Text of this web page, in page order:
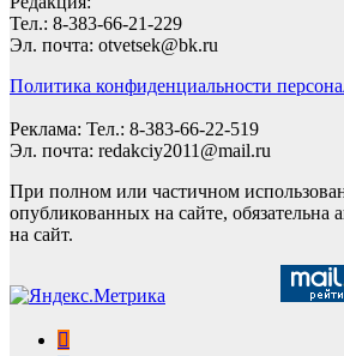
Тел.: 8-383-66-21-229
Эл. почта: otvetsek@bk.ru
Политика конфиденциальности
Реклама: Тел.: 8-383-66-22-519
Эл. почта: redakciy2011@mail.ru
При полном или частичном
опубликованных на сайте, обязательна
на сайт.